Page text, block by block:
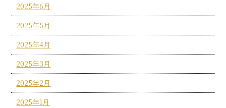
2025年6月
2025年5月
2025年4月
2025年3月
2025年2月
2025年1月